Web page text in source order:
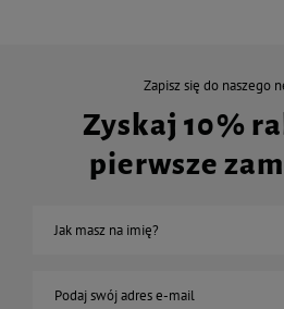
Zapisz się do naszego
Zyskaj 10%
pierwsze
Jak masz na imię?
Podaj swój adres e-mail